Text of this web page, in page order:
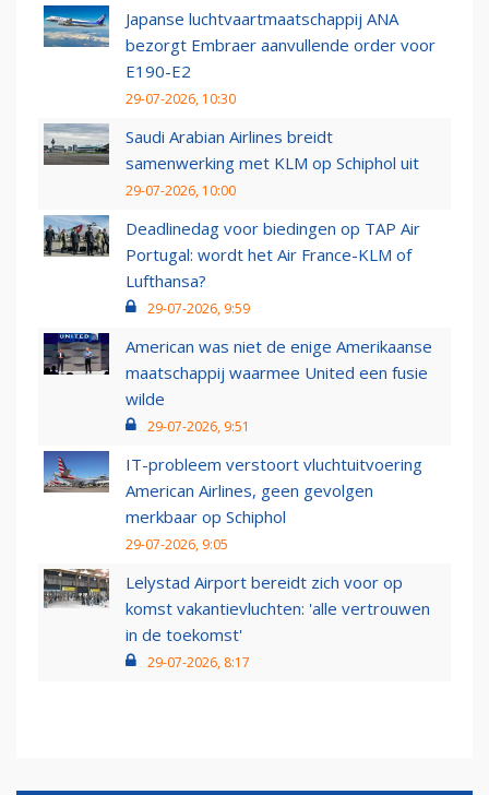
Japanse luchtvaartmaatschappij ANA
bezorgt Embraer aanvullende order voor
E190-E2
29-07-2026, 10:30
Saudi Arabian Airlines breidt
samenwerking met KLM op Schiphol uit
29-07-2026, 10:00
Deadlinedag voor biedingen op TAP Air
Portugal: wordt het Air France-KLM of
Lufthansa?
29-07-2026, 9:59
American was niet de enige Amerikaanse
maatschappij waarmee United een fusie
wilde
29-07-2026, 9:51
IT-probleem verstoort vluchtuitvoering
American Airlines, geen gevolgen
merkbaar op Schiphol
29-07-2026, 9:05
Lelystad Airport bereidt zich voor op
komst vakantievluchten: 'alle vertrouwen
in de toekomst'
29-07-2026, 8:17